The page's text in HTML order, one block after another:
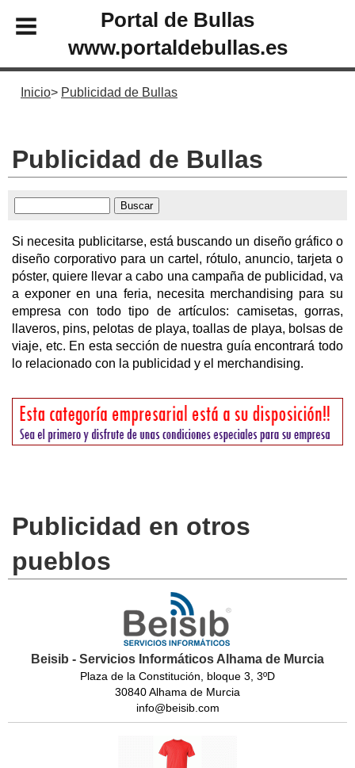
Portal de Bullas
www.portaldebullas.es
Inicio Publicidad de Bullas
Publicidad de Bullas
Si necesita publicitarse, está buscando un diseño gráfico o
diseño corporativo para un cartel, rótulo, anuncio, tarjeta o
póster, quiere llevar a cabo una campaña de publicidad, va
a exponer en una feria, necesita merchandising para su
empresa con todo tipo de artículos: camisetas, gorras,
llaveros, pins, pelotas de playa, toallas de playa, bolsas de
viaje, etc. En esta sección de nuestra guía encontrará todo
lo relacionado con la publicidad y el merchandising.
Publicidad en otros
pueblos
Beisib - Servicios Informáticos Alhama de Murcia
Plaza de la Constitución, bloque 3, 3ºD
30840 Alhama de Murcia
info@beisib.com